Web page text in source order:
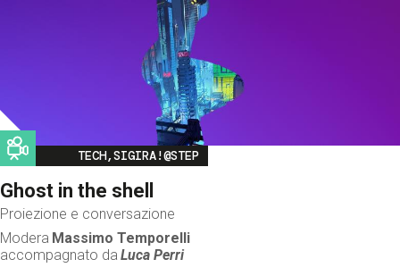
Image
TECH,SIGIRA!@STEP
Ghost in the shell
Proiezione e conversazione
Modera Massimo Temporelli
accompagnato da Luca Perri